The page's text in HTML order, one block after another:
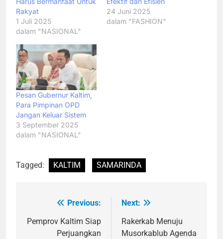
Rakyat
1 Juli 2025
dalam "NASIONAL"
24 Juni 2025
dalam "FASHION"
Pesan Gubernur Kaltim,
Para Pimpinan OPD
Jangan Keluar Sistem
3 September 2025
dalam "NASIONAL"
Tagged: KALTIM SAMARINDA
Navigasi
pos
Previous:
Pemprov Kaltim Siap
Perjuangkan
Next:
Rakerkab Menuju
Musorkablub Agenda